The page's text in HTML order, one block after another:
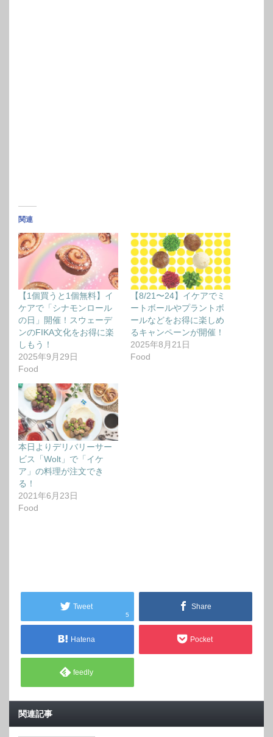
関連
【1個買うと1個無料】イ
ケアで「シナモンロール
の日」開催！スウェーデ
ンのFIKA文化をお得に楽
しもう！
2025年9月29日
Food
【8/21〜24】イケアでミ
ートボールやプラントボ
ールなどをお得に楽しめ
るキャンペーンが開催！
2025年8月21日
Food
本日よりデリバリーサー
ビス「Wolt」で「イケ
ア」の料理が注文でき
る！
2021年6月23日
Food
Tweet
5
Share
Hatena Pocket
feedly
関連記事